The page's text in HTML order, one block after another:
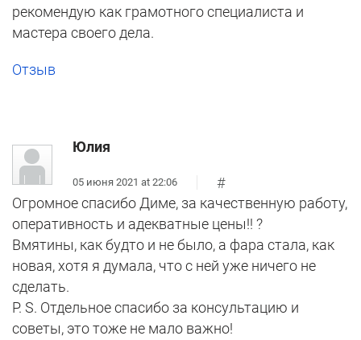
рекомендую как грамотного специалиста и
мастера своего дела.
Отзыв
Юлия
05 июня 2021 at 22:06
#
Огромное спасибо Диме, за качественную работу,
оперативность и адекватные цены!! ?
Вмятины, как будто и не было, а фара стала, как
новая, хотя я думала, что с ней уже ничего не
сделать.
P. S. Отдельное спасибо за консультацию и
советы, это тоже не мало важно!